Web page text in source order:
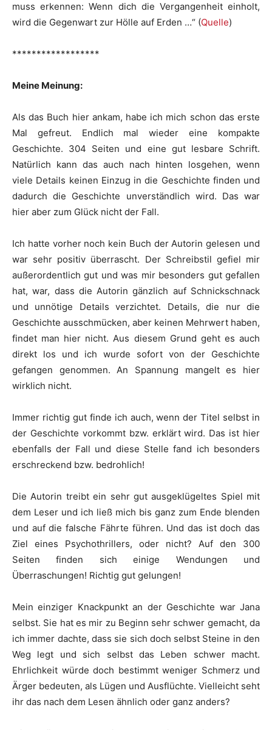
muss erkennen: Wenn dich die Vergangenheit einholt,
wird die Gegenwart zur Hölle auf Erden …“ (Quelle)
******************
Meine Meinung:
Als das Buch hier ankam, habe ich mich schon das erste
Mal gefreut. Endlich mal wieder eine kompakte
Geschichte. 304 Seiten und eine gut lesbare Schrift.
Natürlich kann das auch nach hinten losgehen, wenn
viele Details keinen Einzug in die Geschichte finden und
dadurch die Geschichte unverständlich wird. Das war
hier aber zum Glück nicht der Fall.
Ich hatte vorher noch kein Buch der Autorin gelesen und
war sehr positiv überrascht. Der Schreibstil gefiel mir
außerordentlich gut und was mir besonders gut gefallen
hat, war, dass die Autorin gänzlich auf Schnickschnack
und unnötige Details verzichtet. Details, die nur die
Geschichte ausschmücken, aber keinen Mehrwert haben,
findet man hier nicht. Aus diesem Grund geht es auch
direkt los und ich wurde sofort von der Geschichte
gefangen genommen. An Spannung mangelt es hier
wirklich nicht.
Immer richtig gut finde ich auch, wenn der Titel selbst in
der Geschichte vorkommt bzw. erklärt wird. Das ist hier
ebenfalls der Fall und diese Stelle fand ich besonders
erschreckend bzw. bedrohlich!
Die Autorin treibt ein sehr gut ausgeklügeltes Spiel mit
dem Leser und ich ließ mich bis ganz zum Ende blenden
und auf die falsche Fährte führen. Und das ist doch das
Ziel eines Psychothrillers, oder nicht? Auf den 300
Seiten finden sich einige Wendungen und
Überraschungen! Richtig gut gelungen!
Mein einziger Knackpunkt an der Geschichte war Jana
selbst. Sie hat es mir zu Beginn sehr schwer gemacht, da
ich immer dachte, dass sie sich doch selbst Steine in den
Weg legt und sich selbst das Leben schwer macht.
Ehrlichkeit würde doch bestimmt weniger Schmerz und
Ärger bedeuten, als Lügen und Ausflüchte. Vielleicht seht
ihr das nach dem Lesen ähnlich oder ganz anders?